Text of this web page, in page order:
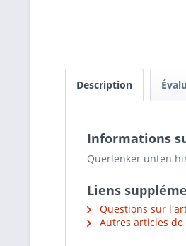
Description
Informations
Querlenker unten
Liens
Questions sur
Autres articles de